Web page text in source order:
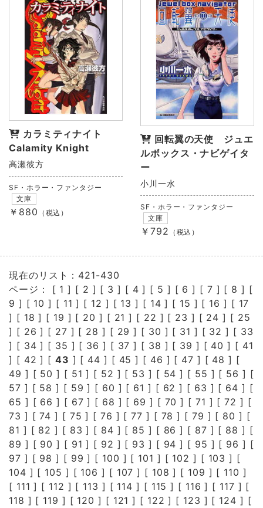
カラミティナイト
Calamity Knight
高瀬彼方
SF・ホラー・ファンタジー
文庫
￥880 （税込）
回転翼の天使 ジュエ
ルボックス・ナビゲイタ
ー
小川一水
SF・ホラー・ファンタジー
文庫
￥792 （税込）
現在のリスト：421-430
ページ： [ 1 ] [ 2 ] [ 3 ] [ 4 ] [ 5 ] [ 6 ] [ 7 ] [ 8 ] [
9 ] [ 10 ] [ 11 ] [ 12 ] [ 13 ] [ 14 ] [ 15 ] [ 16 ] [ 17
] [ 18 ] [ 19 ] [ 20 ] [ 21 ] [ 22 ] [ 23 ] [ 24 ] [ 25
] [ 26 ] [ 27 ] [ 28 ] [ 29 ] [ 30 ] [ 31 ] [ 32 ] [ 33
] [ 34 ] [ 35 ] [ 36 ] [ 37 ] [ 38 ] [ 39 ] [ 40 ] [ 41
] [ 42 ] [ 43 ] [ 44 ] [ 45 ] [ 46 ] [ 47 ] [ 48 ] [
49 ] [ 50 ] [ 51 ] [ 52 ] [ 53 ] [ 54 ] [ 55 ] [ 56 ] [
57 ] [ 58 ] [ 59 ] [ 60 ] [ 61 ] [ 62 ] [ 63 ] [ 64 ] [
65 ] [ 66 ] [ 67 ] [ 68 ] [ 69 ] [ 70 ] [ 71 ] [72 ] [
73 ] [74 ] [ 75 ] [ 76 ] [77 ] [ 78 ] [ 79 ] [ 80 ] [
81 ] [ 82 ] [ 83 ] [ 84 ] [ 85 ] [ 86 ] [ 87 ] [ 88 ] [
89 ] [ 90 ] [ 91 ] [ 92 ] [ 93 ] [ 94 ] [ 95 ] [ 96 ] [
97 ] [ 98 ] [ 99 ] [ 100 ] [ 101 ] [ 102 ] [ 103 ] [
104 ] [ 105 ] [ 106 ] [ 107 ] [ 108 ] [ 109 ] [ 110 ]
[ 111 ] [ 112 ] [ 113 ] [ 114 ] [ 115 ] [ 116 ] [ 117 ] [
118 ] [ 119 ] [ 120 ] [ 121 ] [ 122 ] [ 123 ] [ 124 ] [